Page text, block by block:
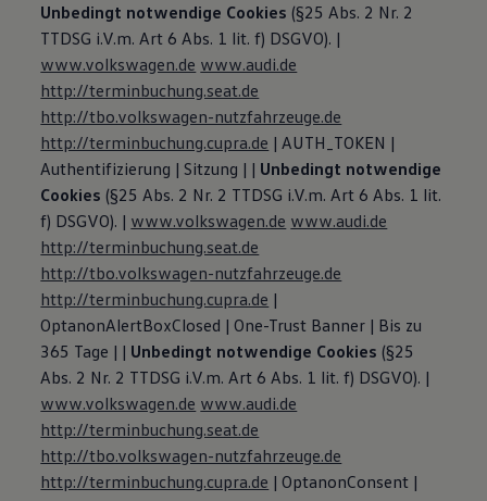
Unbedingt notwendige Cookies (§25 Abs. 2 Nr. 2
TTDSG i.V.m. Art 6 Abs. 1 lit. f) DSGVO). |
www.volkswagen.de www.audi.de
http://terminbuchung.seat.de
http://tbo.volkswagen-nutzfahrzeuge.de
http://terminbuchung.cupra.de | AUTH_TOKEN |
Authentifizierung | Sitzung | | Unbedingt notwendige
Cookies (§25 Abs. 2 Nr. 2 TTDSG i.V.m. Art 6 Abs. 1 lit.
f) DSGVO). | www.volkswagen.de www.audi.de
http://terminbuchung.seat.de
http://tbo.volkswagen-nutzfahrzeuge.de
http://terminbuchung.cupra.de |
OptanonAlertBoxClosed | One-Trust Banner | Bis zu
365 Tage | | Unbedingt notwendige Cookies (§25
Abs. 2 Nr. 2 TTDSG i.V.m. Art 6 Abs. 1 lit. f) DSGVO). |
www.volkswagen.de www.audi.de
http://terminbuchung.seat.de
http://tbo.volkswagen-nutzfahrzeuge.de
http://terminbuchung.cupra.de | OptanonConsent |